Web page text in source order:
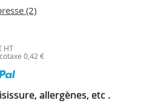
(2)
HT
0,42 €
allergènes, etc .